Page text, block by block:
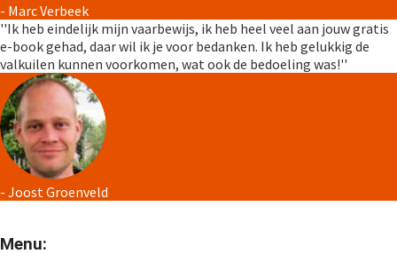
- Marc Verbeek
''Ik heb eindelijk mijn vaarbewijs, ik heb heel veel aan jouw gratis
e-book gehad, daar wil ik je voor bedanken. Ik heb gelukkig de
valkuilen kunnen voorkomen, wat ook de bedoeling was!''
- Joost Groenveld
Menu: